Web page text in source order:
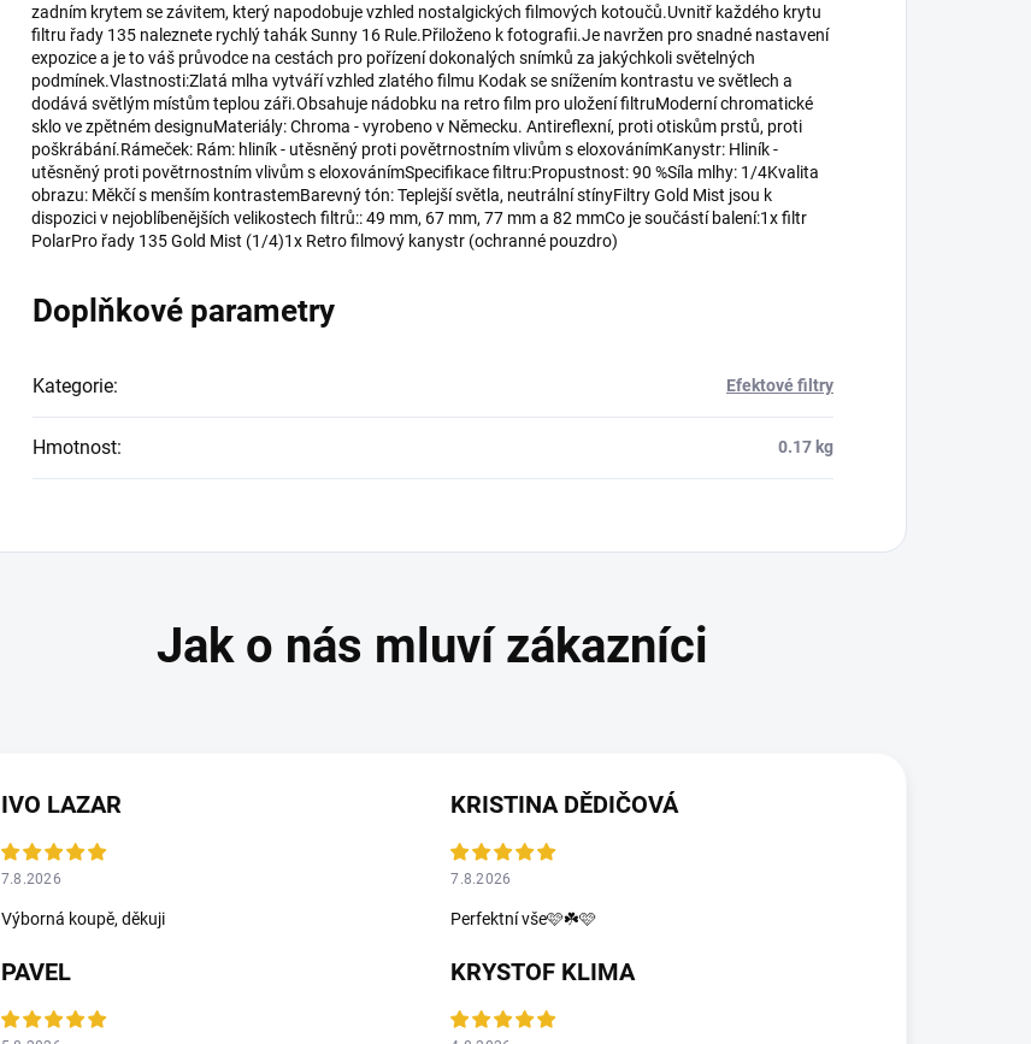
zadním krytem se závitem, který napodobuje vzhled nostalgických filmových kotoučů.Uvnitř každého krytu
filtru řady 135 naleznete rychlý tahák Sunny 16 Rule.Přiloženo k fotografii.Je navržen pro snadné nastavení
expozice a je to váš průvodce na cestách pro pořízení dokonalých snímků za jakýchkoli světelných
podmínek.Vlastnosti:Zlatá mlha vytváří vzhled zlatého filmu Kodak se snížením kontrastu ve světlech a
dodává světlým místům teplou záři.Obsahuje nádobku na retro film pro uložení filtruModerní chromatické
sklo ve zpětném designuMateriály: Chroma - vyrobeno v Německu. Antireflexní, proti otiskům prstů, proti
poškrábání.Rámeček: Rám: hliník - utěsněný proti povětrnostním vlivům s eloxovánímKanystr: Hliník -
utěsněný proti povětrnostním vlivům s eloxovánímSpecifikace filtru:Propustnost: 90 %Síla mlhy: 1/4Kvalita
obrazu: Měkčí s menším kontrastemBarevný tón: Teplejší světla, neutrální stínyFiltry Gold Mist jsou k
dispozici v nejoblíbenějších velikostech filtrů:: 49 mm, 67 mm, 77 mm a 82 mmCo je součástí balení:1x filtr
PolarPro řady 135 Gold Mist (1/4)1x Retro filmový kanystr (ochranné pouzdro)
Doplňkové parametry
Kategorie: Efektové filtry
Hmotnost: 0.17 kg
IVO LAZAR
7.8.2026
Výborná koupě, děkuji
KRISTINA DĚDIČOVÁ
7.8.2026
Perfektní vše🩷☘️🩷
PAVEL KRYSTOF KLIMA